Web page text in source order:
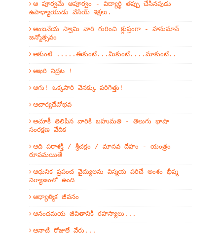
ఆ పూర్వమే అపూర్వం - విద్యార్థి తప్పు చేసినపుడు
ఉపాధ్యాయుడు వేసేయ్ శిక్షలు.
ఆంజనేయ స్వామి వారి గురించి క్లుప్తంగా - హనుమాన్
జన్మోత్సవం
ఆకుంటే .....ఈకుంటే...మీకుంటే....మాకుంటే..
ఆఖరి నిద్రట !
ఆగు! ఒక్కసారి వెనక్కు పరిగెత్తు!
ఆచార్యదేవోభవ
ఆచూకీ తెలిపిన వారికి బహుమతి - తెలుగు భాషా
సంరక్షణ వేదిక
ఆది పరాశక్తి / శ్రీచక్రం / మానవ దేహం - యంత్రం
రూపమయితే
ఆధునిక ప్రపంచ వైద్యులను విస్మయ పరిచే అంశం భీష్మ
నిర్యాణంలో ఉంది
ఆధ్యాత్మిక జీవనం
ఆనందమయ జీవితానికి రహస్యాలు...
ఆనాటి రోజులే వేరు...